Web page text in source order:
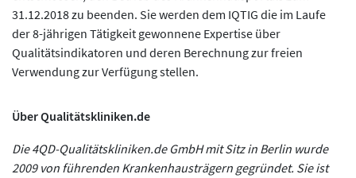
31.12.2018 zu beenden. Sie werden dem IQTIG die im Laufe
der 8-jährigen Tätigkeit gewonnene Expertise über
Qualitätsindikatoren und deren Berechnung zur freien
Verwendung zur Verfügung stellen.
Über Qualitätskliniken.de
Die 4QD-Qualitätskliniken.de GmbH mit Sitz in Berlin wurde
2009 von führenden Krankenhausträgern gegründet. Sie ist